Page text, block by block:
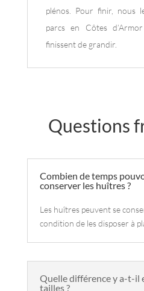
plénos. Pour finir, nous
parcs en Côtes
finissent de grandir.
Questions
Combien de temps
conserver les huîtres ?
Les huîtres peuvent se
condition de les disposer à
Quelle différence y a-t-il
tailles ?